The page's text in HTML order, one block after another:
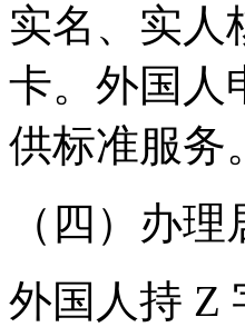
实名、实人
卡。外国人
供标准服务。
（四）办
外国人持 Z